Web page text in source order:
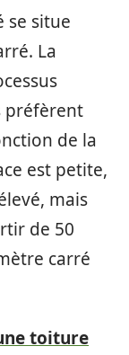
se situe
La
préfèrent
de la
est petite,
mais
de 50
carré
toiture